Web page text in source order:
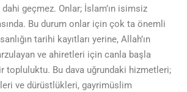
dahi geçmez. Onlar; İslam’ın isimsiz
Bu durum onlar için çok ta önemli
tarihi kayıtları yerine, Allah’ın
ve ahiretleri için canla başla
topluluktu. Bu dava uğrundaki hizmetleri;
ve dürüstlükleri, gayrimüslim